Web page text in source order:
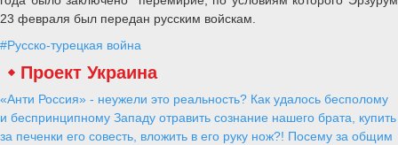
23 февраля был передан русским войскам.
#Русско-турецкая война
Проект Украина
«Анти Россия» - неужели это реальность? Как удалось бесполому
и беспринципному Западу отравить сознание нашего брата, купить
за печенки его совесть, вложить в его руку нож?! Посему за общим